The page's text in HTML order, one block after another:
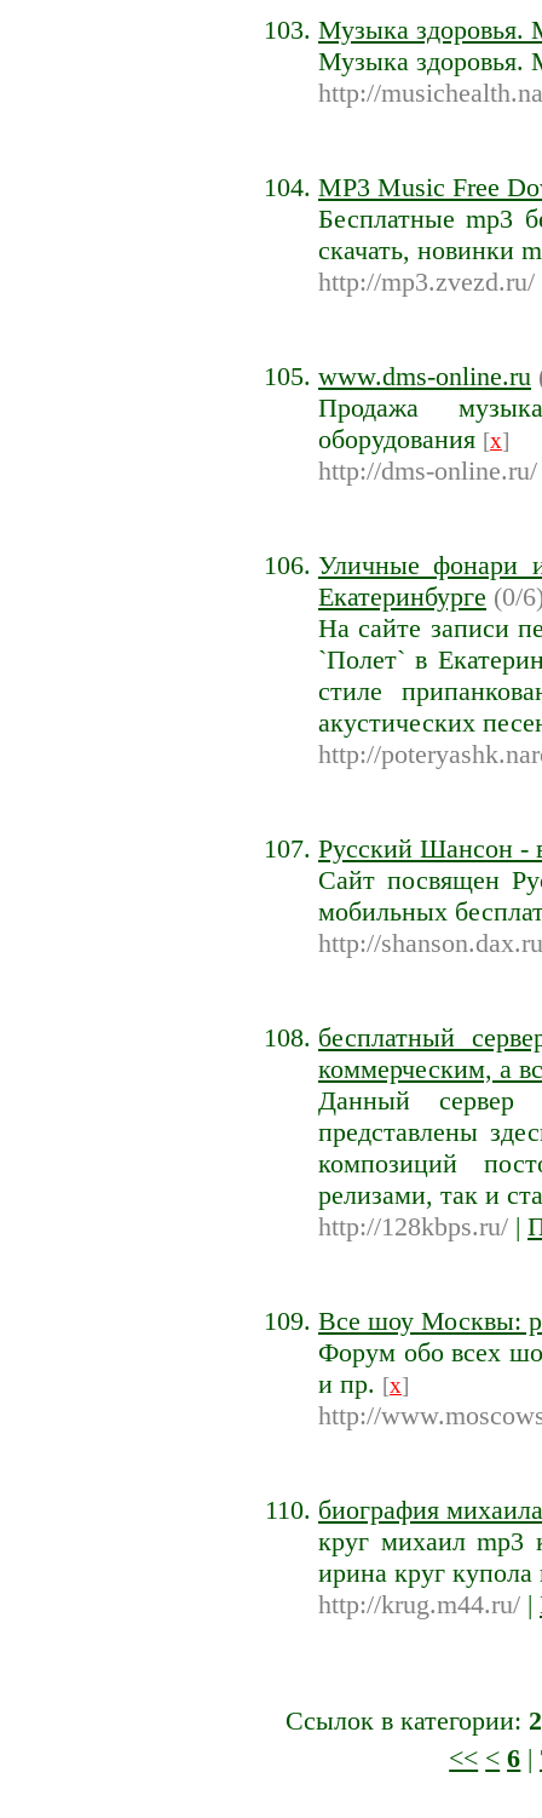
Музыка здоровья.
Музыка здоровья.
http://
MP3 Music Free
Бесплатные mp3
скачать, новинки
http://mp3.zvezd.ru/
www.dms-online.ru
Продажа
оборудования [x]
http://dms-online.ru/
Уличные фонари
Екатеринбурге (0/
На сайте записи
`Полет` в
стиле
акустических
http://
Русский Шансон -
Сайт посвящен
мобильных
http://
бесплатный
коммерческим, а
Данный сервер
представлены
композиций
релизами, так и
http://128kbps.ru/ |
Все шоу Москвы:
Форум обо всех
и пр. [x]
http://
биография
круг михаил mp3
ирина круг
http://krug.m44.ru/ |
Ссылок в категории:
<< < 6 |